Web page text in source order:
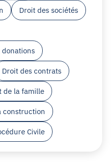
Droit des sociétés
donations
Droit des contrats
de la famille
construction
Civile